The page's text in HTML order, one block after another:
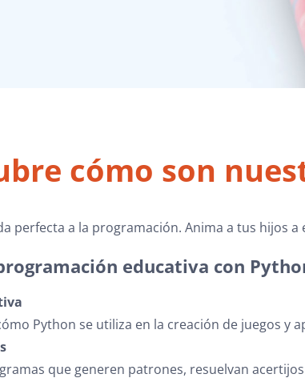
cómo son
perfecta a la programación. Anima a tus hijos
educativa con
Python se utiliza en la creación de juegos y
que generen patrones, resuelvan